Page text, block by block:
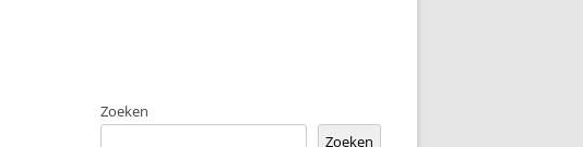
Zoeken
Zoeken